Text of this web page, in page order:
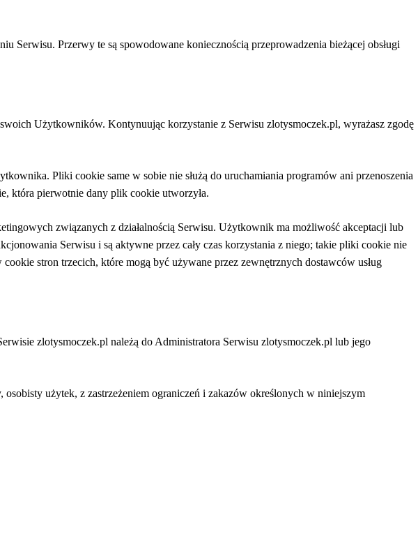
Przerwy te są spowodowane koniecznością przeprowadzenia bieżącej obsługi
Użytkowników. Kontynuując korzystanie z Serwisu zlotysmoczek.pl, wyrażasz zgodę
Pliki cookie same w sobie nie służą do uruchamiania programów ani przenoszenia
która pierwotnie dany plik cookie utworzyła.
związanych z działalnością Serwisu. Użytkownik ma możliwość akceptacji lub
Serwisu i są aktywne przez cały czas korzystania z niego; takie pliki cookie nie
stron trzecich, które mogą być używane przez zewnętrznych dostawców usług
zlotysmoczek.pl należą do Administratora Serwisu zlotysmoczek.pl lub jego
użytek, z zastrzeżeniem ograniczeń i zakazów określonych w niniejszym